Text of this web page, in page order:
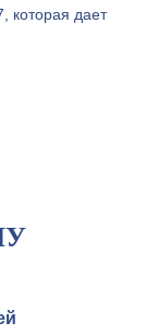
которая дает
доступной